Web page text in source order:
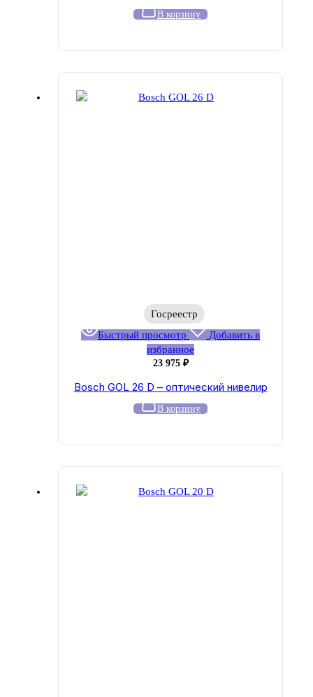
В корзину
Госреестр
Быстрый просмотр
Добавить в
избранное
23 975 ₽
Bosch GOL 26 D – оптический нивелир
В корзину